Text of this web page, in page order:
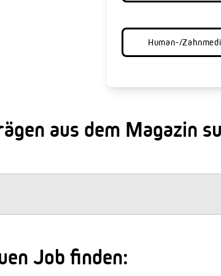
Human-/
aus dem Magazin
Job finden: